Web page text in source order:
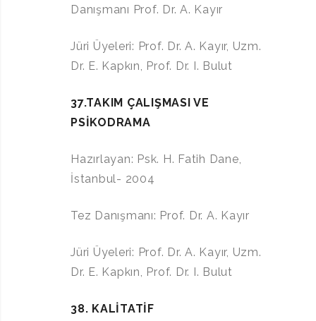
Danışmanı Prof. Dr. A. Kayır
Jüri Üyeleri: Prof. Dr. A. Kayır, Uzm.
Dr. E. Kapkın, Prof. Dr. I. Bulut
37.TAKIM ÇALIŞMASI VE
PSİKODRAMA
Hazırlayan: Psk. H. Fatih Dane,
İstanbul- 2004
Tez Danışmanı: Prof. Dr. A. Kayır
Jüri Üyeleri: Prof. Dr. A. Kayır, Uzm.
Dr. E. Kapkın, Prof. Dr. I. Bulut
38. KALİTATİF